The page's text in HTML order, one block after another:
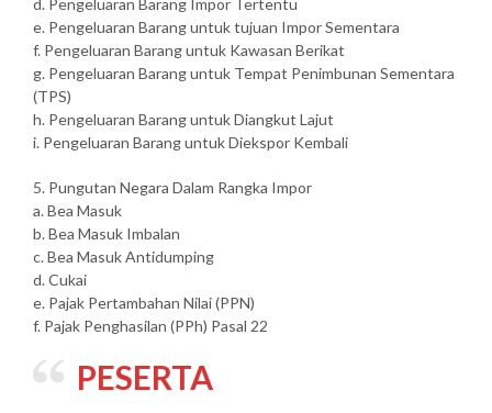
d. Pengeluaran Barang Impor Tertentu
e. Pengeluaran Barang untuk tujuan Impor Sementara
f. Pengeluaran Barang untuk Kawasan Berikat
g. Pengeluaran Barang untuk Tempat Penimbunan Sementara
(TPS)
h. Pengeluaran Barang untuk Diangkut Lajut
i. Pengeluaran Barang untuk Diekspor Kembali
5. Pungutan Negara Dalam Rangka Impor
a. Bea Masuk
b. Bea Masuk Imbalan
c. Bea Masuk Antidumping
d. Cukai
e. Pajak Pertambahan Nilai (PPN)
f. Pajak Penghasilan (PPh) Pasal 22
PESERTA